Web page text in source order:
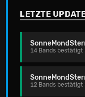
LETZTE
14 Bands bestätigt
12 Bands bestätigt